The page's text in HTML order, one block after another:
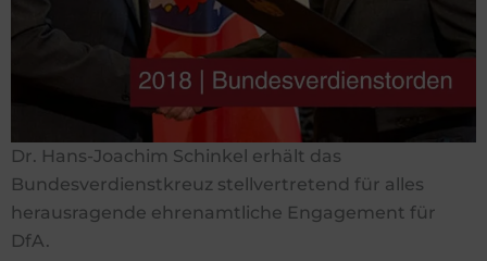
Dr. Hans-Joachim Schinkel erhält das
Bundesverdienstkreuz stellvertretend für alles
herausragende ehrenamtliche Engagement für
DfA.